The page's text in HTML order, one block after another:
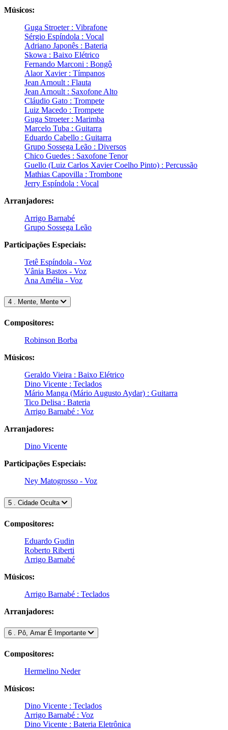
Músicos:
Guga Stroeter : Vibrafone
Sérgio Espíndola : Vocal
Adriano Japonês : Bateria
Skowa : Baixo Elétrico
Fernando Marconi : Bongô
Alaor Xavier : Tímpanos
Jean Arnoult : Flauta
Jean Arnoult : Saxofone Alto
Cláudio Gato : Trompete
Luiz Macedo : Trompete
Guga Stroeter : Marimba
Marcelo Tuba : Guitarra
Eduardo Cabello : Guitarra
Grupo Sossega Leão : Diversos
Chico Guedes : Saxofone Tenor
Guello (Luiz Carlos Xavier Coelho Pinto) : Percussão
Mathias Capovilla : Trombone
Jerry Espíndola : Vocal
Arranjadores:
Arrigo Barnabé
Grupo Sossega Leão
Participações Especiais:
Tetê Espíndola - Voz
Vânia Bastos - Voz
Ana Amélia - Voz
4 . Mente, Mente
Compositores:
Robinson Borba
Músicos:
Geraldo Vieira : Baixo Elétrico
Dino Vicente : Teclados
Mário Manga (Mário Augusto Aydar) : Guitarra
Tico Delisa : Bateria
Arrigo Barnabé : Voz
Arranjadores:
Dino Vicente
Participações Especiais:
Ney Matogrosso - Voz
5 . Cidade Oculta
Compositores:
Eduardo Gudin
Roberto Riberti
Arrigo Barnabé
Músicos:
Arrigo Barnabé : Teclados
Arranjadores:
6 . Pô, Amar É Importante
Compositores:
Hermelino Neder
Músicos:
Dino Vicente : Teclados
Arrigo Barnabé : Voz
Dino Vicente : Bateria Eletrônica